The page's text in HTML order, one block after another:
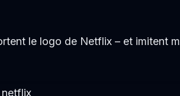
le logo de Netflix – et imitent